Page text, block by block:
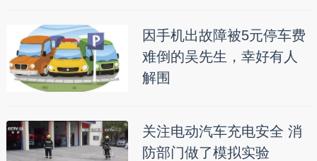
因手机出故障被5元停车费
难倒的吴先生，幸好有人
解围
关注电动汽车充电安全 消
防部门做了模拟实验